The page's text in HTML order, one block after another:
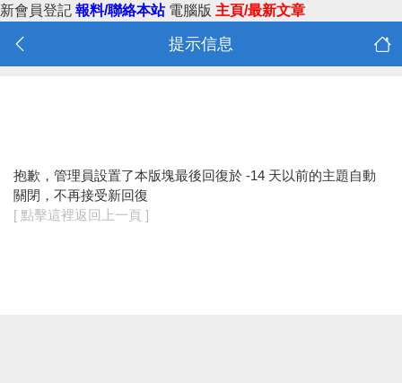
新會員登記 報料/聯絡本站 電腦版 主頁/最新文章
提示信息
抱歉，管理員設置了本版塊最後回復於 -14 天以前的主題自動
關閉，不再接受新回復
[ 點擊這裡返回上一頁 ]